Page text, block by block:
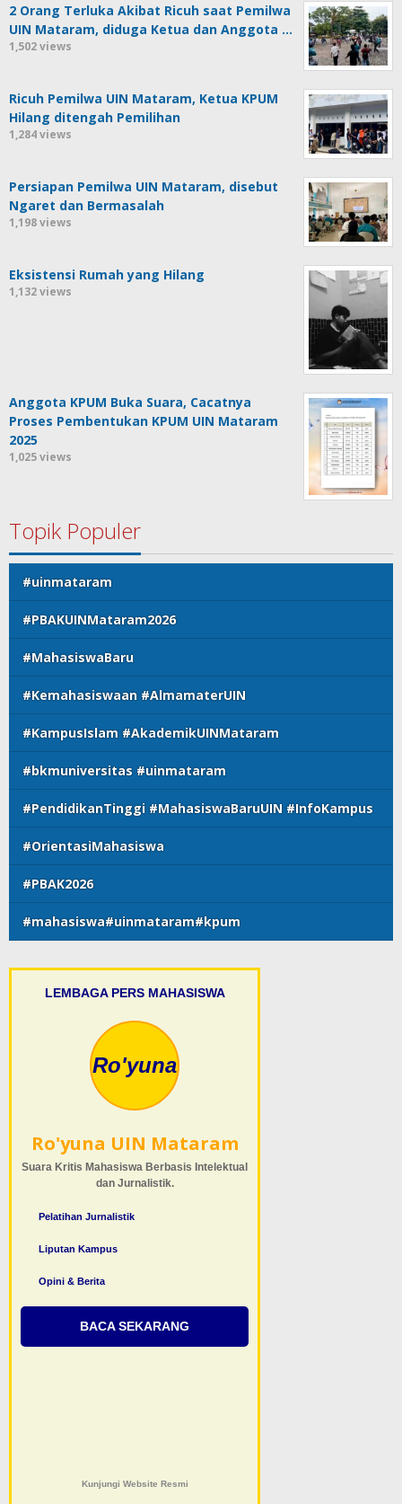
2 Orang Terluka Akibat Ricuh saat Pemilwa
UIN Mataram, diduga Ketua dan Anggota …
1,502 views
Ricuh Pemilwa UIN Mataram, Ketua KPUM
Hilang ditengah Pemilihan
1,284 views
Persiapan Pemilwa UIN Mataram, disebut
Ngaret dan Bermasalah
1,198 views
Eksistensi Rumah yang Hilang
1,132 views
Anggota KPUM Buka Suara, Cacatnya
Proses Pembentukan KPUM UIN Mataram
2025
1,025 views
Topik Populer
#uinmataram
#PBAKUINMataram2026
#MahasiswaBaru
#Kemahasiswaan #AlmamaterUIN
#KampusIslam #AkademikUINMataram
#bkmuniversitas #uinmataram
#PendidikanTinggi #MahasiswaBaruUIN #InfoKampus
#OrientasiMahasiswa
#PBAK2026
#mahasiswa#uinmataram#kpum
LEMBAGA PERS MAHASISWA
Ro'yuna
Ro'yuna UIN Mataram
Suara Kritis Mahasiswa Berbasis Intelektual
dan Jurnalistik.
Pelatihan Jurnalistik
Liputan Kampus
Opini & Berita
BACA SEKARANG
Kunjungi Website Resmi